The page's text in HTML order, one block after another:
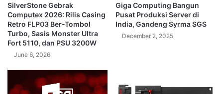
SilverStone Gebrak
Computex 2026: Rilis Casing
Retro FLP03 Ber-Tombol
Turbo, Sasis Monster Ultra
Fort 5110, dan PSU 3200W
June 6, 2026
Giga Computing Bangun
Pusat Produksi Server di
India, Gandeng Syrma SGS
December 2, 2025